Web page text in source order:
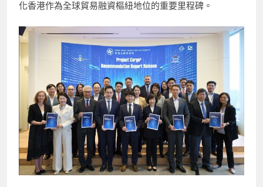
化香港作為全球貿易融資樞紐地位的重要里程碑。